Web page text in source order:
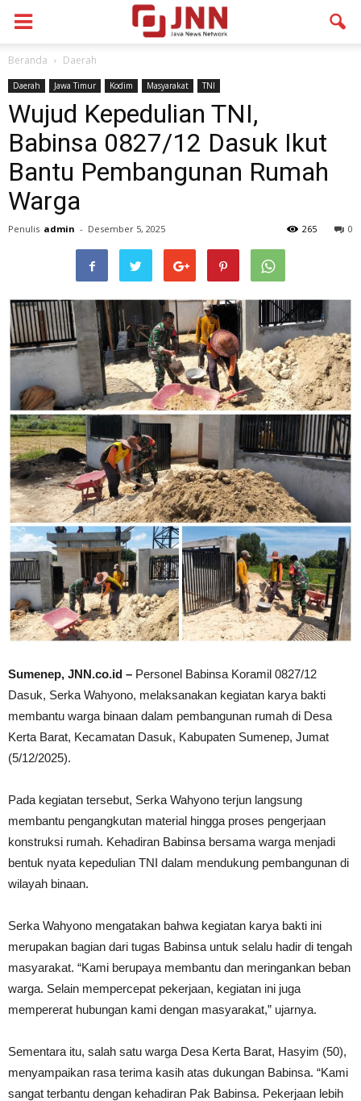
Beranda Daerah
Daerah Jawa Timur Kodim Masyarakat TNI
Wujud Kepedulian TNI,
Babinsa 0827/12 Dasuk Ikut
Bantu Pembangunan Rumah
Warga
Penulis admin - Desember 5, 2025 0
265
Sumenep, JNN.co.id – Personel Babinsa Koramil 0827/12
Dasuk, Serka Wahyono, melaksanakan kegiatan karya bakti
membantu warga binaan dalam pembangunan rumah di Desa
Kerta Barat, Kecamatan Dasuk, Kabupaten Sumenep, Jumat
(5/12/2025).
Pada kegiatan tersebut, Serka Wahyono terjun langsung
membantu pengangkutan material hingga proses pengerjaan
konstruksi rumah. Kehadiran Babinsa bersama warga menjadi
bentuk nyata kepedulian TNI dalam mendukung pembangunan di
wilayah binaan.
Serka Wahyono mengatakan bahwa kegiatan karya bakti ini
merupakan bagian dari tugas Babinsa untuk selalu hadir di tengah
masyarakat. “Kami berupaya membantu dan meringankan beban
warga. Selain mempercepat pekerjaan, kegiatan ini juga
mempererat hubungan kami dengan masyarakat,” ujarnya.
Sementara itu, salah satu warga Desa Kerta Barat, Hasyim (50),
menyampaikan rasa terima kasih atas dukungan Babinsa. “Kami
sangat terbantu dengan kehadiran Pak Babinsa. Pekerjaan lebih